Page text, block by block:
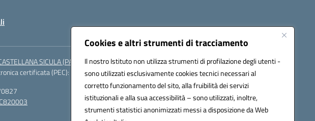
Cookies e altri strumenti di tracciamento
Il nostro Istituto non utilizza strumenti di profilazione degli utenti -
sono utilizzati esclusivamente cookies tecnici necessari al
corretto funzionamento del sito, alla fruibilità dei servizi
istituzionali e alla sua accessibilità – sono utilizzati, inoltre,
strumenti statistici anonimizzati messi a disposizione da Web
SICULA (PA)
certificata (PEC):
paic820003@pec.istruzione.it